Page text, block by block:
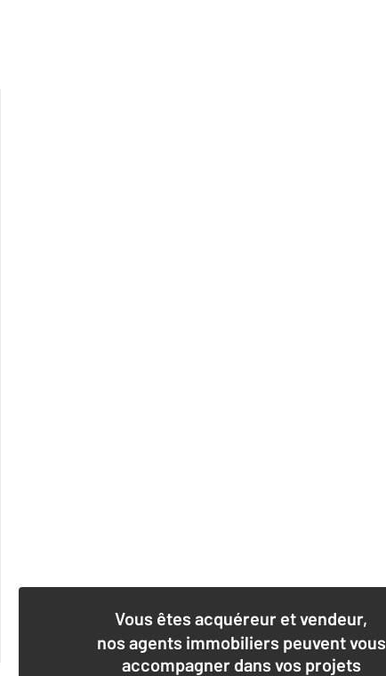
Vous êtes acquéreur et vendeur,
nos agents immobiliers peuvent vous
accompagner dans vos projets